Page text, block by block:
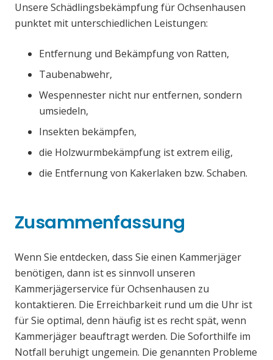
Unsere Schädlingsbekämpfung für Ochsenhausen
punktet mit unterschiedlichen Leistungen:
Entfernung und Bekämpfung von Ratten,
Taubenabwehr,
Wespennester nicht nur entfernen, sondern
umsiedeln,
Insekten bekämpfen,
die Holzwurmbekämpfung ist extrem eilig,
die Entfernung von Kakerlaken bzw. Schaben.
Zusammenfassung
Wenn Sie entdecken, dass Sie einen Kammerjäger
benötigen, dann ist es sinnvoll unseren
Kammerjägerservice für Ochsenhausen zu
kontaktieren. Die Erreichbarkeit rund um die Uhr ist
für Sie optimal, denn häufig ist es recht spät, wenn
Kammerjäger beauftragt werden. Die Soforthilfe im
Notfall beruhigt ungemein. Die genannten Probleme